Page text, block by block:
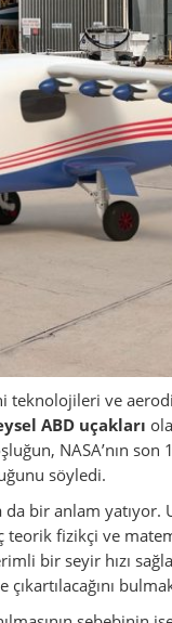
teknolojileri ve
ABD uçakları
NASA’nın
söyledi.
bir anlam yatıyor.
teorik fizikçi ve
bir seyir hızı
çıkartılacağını